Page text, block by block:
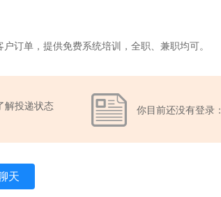
订单，提供免费系统培训，全职、兼职均可。
解投递状态 你目前还没有登录：
天